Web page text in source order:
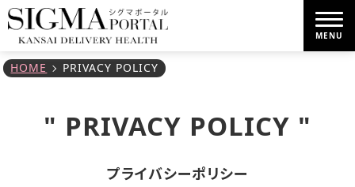
MENU
" PRIVACY POLICY "
プライバシーポリシー
HOME PRIVACY POLICY